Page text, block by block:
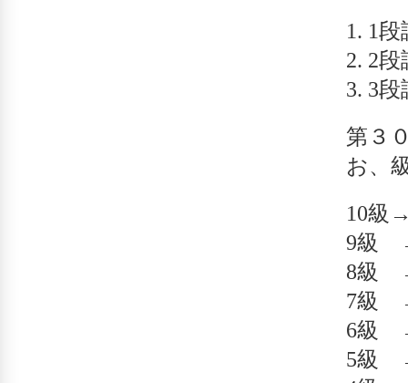
1
2段
3段
第３
お、
10
9級
8級
7級
6級
5級